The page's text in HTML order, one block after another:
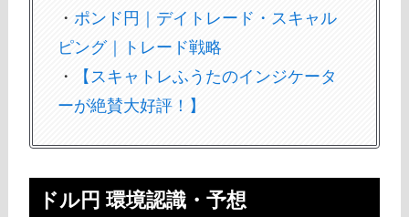
・ポンド円｜デイトレード・スキャル
ピング｜トレード戦略
・
【スキャトレふうたのインジケータ
ーが絶賛大好評！】
ドル円 環境認識・予想